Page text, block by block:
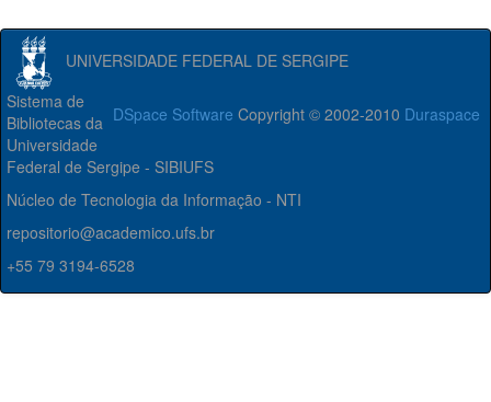
UNIVERSIDADE FEDERAL DE SERGIPE
DSpace Software Copyright © 2002-2010 Duraspace
Sistema de
Bibliotecas da
Universidade
Federal de Sergipe - SIBIUFS
Núcleo de Tecnologia da Informação - NTI
repositorio@academico.ufs.br
+55 79 3194-6528